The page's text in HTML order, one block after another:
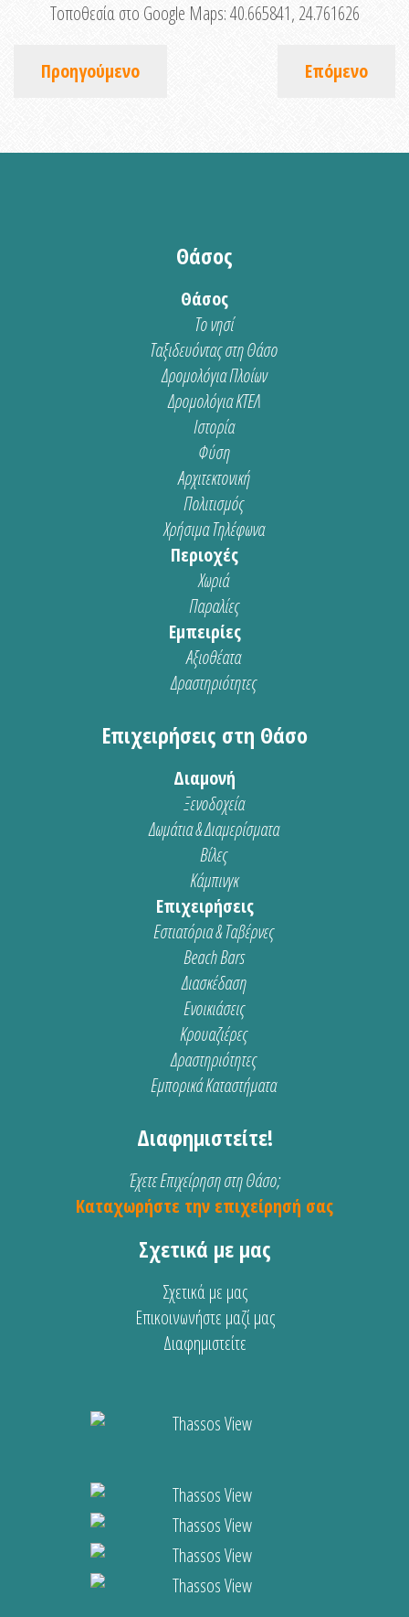
Τοποθεσία στο Google Maps:40.665841, 24.761626
Προηγούμενο Επόμενο
Θάσος
Θάσος
Το νησί
Ταξιδευόντας στη Θάσο
Δρομολόγια Πλοίων
Δρομολόγια ΚΤΕΛ
Ιστορία
Φύση
Αρχιτεκτονική
Πολιτισμός
Χρήσιμα Τηλέφωνα
Περιοχές
Χωριά
Παραλίες
Εμπειρίες
Αξιοθέατα
Δραστηριότητες
Επιχειρήσεις στη Θάσο
Διαμονή
Ξενοδοχεία
Δωμάτια & Διαμερίσματα
Βίλες
Κάμπινγκ
Επιχειρήσεις
Εστιατόρια & Ταβέρνες
Beach Bars
Διασκέδαση
Ενοικιάσεις
Κρουαζιέρες
Δραστηριότητες
Εμπορικά Καταστήματα
Διαφημιστείτε!
Έχετε Επιχείρηση στη Θάσο;
Καταχωρήστε την επιχείρησή σας
Σχετικά με μας
Σχετικά με μας
Επικοινωνήστε μαζί μας
Διαφημιστείτε